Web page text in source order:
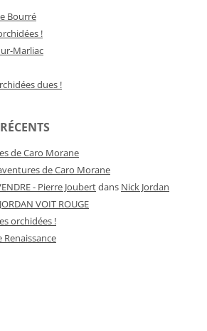
Bourré
!
Marliac
dues !
de Caro Morane
de Caro Morane
- Pierre Joubertdans Nick Jordan
VOIT ROUGE
orchidées !